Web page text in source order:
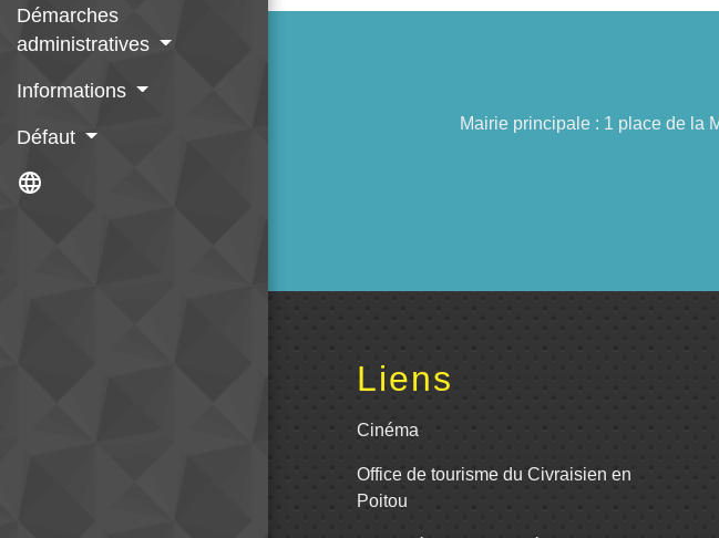
Démarches
administratives
Informations
Défaut
language
Mairie principale : 1 place de la
Liens
Cinéma
Office de tourisme du Civraisien en
Poitou